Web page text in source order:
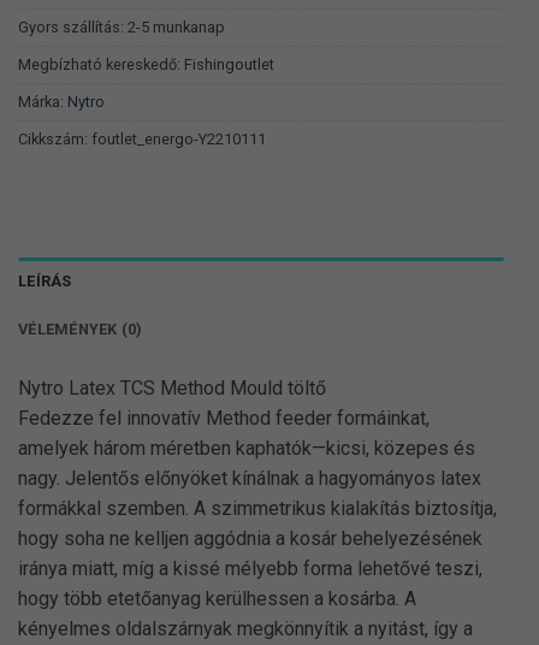
Gyors szállítás: 2-5 munkanap
Megbízható kereskedő: Fishingoutlet
Márka: Nytro
Cikkszám: foutlet_energo-Y2210111
LEÍRÁS
VÉLEMÉNYEK (0)
Nytro Latex TCS Method Mould töltő
Fedezze fel innovatív Method feeder formáinkat,
amelyek három méretben kaphatók—kicsi, közepes és
nagy. Jelentős előnyöket kínálnak a hagyományos latex
formákkal szemben. A szimmetrikus kialakítás biztosítja,
hogy soha ne kelljen aggódnia a kosár behelyezésének
iránya miatt, míg a kissé mélyebb forma lehetővé teszi,
hogy több etetőanyag kerülhessen a kosárba. A
kényelmes oldalszárnyak megkönnyítik a nyitást, így a